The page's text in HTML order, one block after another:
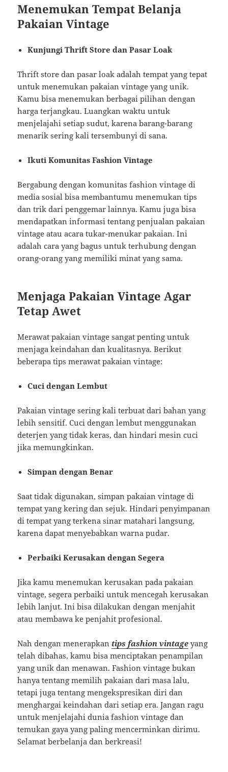
Menemukan Tempat Belanja
Pakaian Vintage
Kunjungi Thrift Store dan Pasar Loak
Thrift store dan pasar loak adalah tempat yang tepat
untuk menemukan pakaian vintage yang unik.
Kamu bisa menemukan berbagai pilihan dengan
harga terjangkau. Luangkan waktu untuk
menjelajahi setiap sudut, karena barang-barang
menarik sering kali tersembunyi di sana.
Ikuti Komunitas Fashion Vintage
Bergabung dengan komunitas fashion vintage di
media sosial bisa membantumu menemukan tips
dan trik dari penggemar lainnya. Kamu juga bisa
mendapatkan informasi tentang penjualan pakaian
vintage atau acara tukar-menukar pakaian. Ini
adalah cara yang bagus untuk terhubung dengan
orang-orang yang memiliki minat yang sama.
Menjaga Pakaian Vintage Agar
Tetap Awet
Merawat pakaian vintage sangat penting untuk
menjaga keindahan dan kualitasnya. Berikut
beberapa tips merawat pakaian vintage:
Cuci dengan Lembut
Pakaian vintage sering kali terbuat dari bahan yang
lebih sensitif. Cuci dengan lembut menggunakan
deterjen yang tidak keras, dan hindari mesin cuci
jika memungkinkan.
Simpan dengan Benar
Saat tidak digunakan, simpan pakaian vintage di
tempat yang kering dan sejuk. Hindari penyimpanan
di tempat yang terkena sinar matahari langsung,
karena dapat menyebabkan warna pudar.
Perbaiki Kerusakan dengan Segera
Jika kamu menemukan kerusakan pada pakaian
vintage, segera perbaiki untuk mencegah kerusakan
lebih lanjut. Ini bisa dilakukan dengan menjahit
atau membawa ke penjahit profesional.
Nah dengan menerapkan tips fashion vintage yang
telah dibahas, kamu bisa menciptakan penampilan
yang unik dan menawan. Fashion vintage bukan
hanya tentang memilih pakaian dari masa lalu,
tetapi juga tentang mengekspresikan diri dan
menghargai keindahan dari setiap era. Jangan ragu
untuk menjelajahi dunia fashion vintage dan
temukan gaya yang paling mencerminkan dirimu.
Selamat berbelanja dan berkreasi!